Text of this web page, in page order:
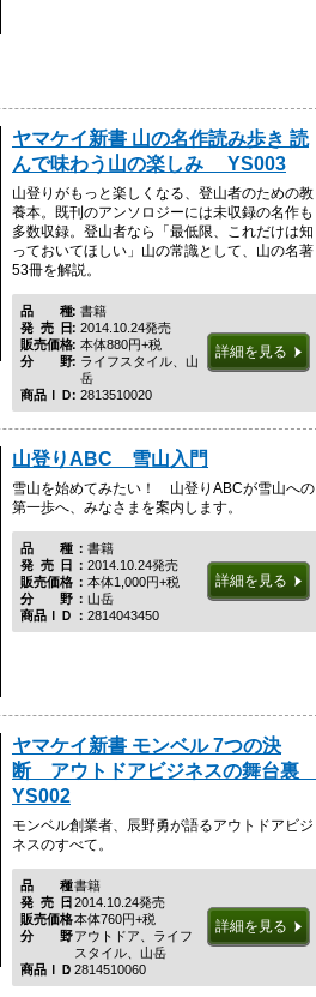
ヤマケイ新書 山の名作読み歩き 読
んで味わう山の楽しみ YS003
山登りがもっと楽しくなる、登山者のための教
養本。既刊のアンソロジーには未収録の名作も
多数収録。登山者なら「最低限、これだけは知
っておいてほしい」山の常識として、山の名著
53冊を解説。
品種
書籍
発売日 2014.10.24発売
販売価格 本体880円+税
分野ライフスタイル、山
岳
商品ＩＤ 2813510020
詳細を見る
山登りABC 雪山入門
雪山を始めてみたい！ 山登りABCが雪山への
第一歩へ、みなさまを案内します。
品種書籍
発売日 2014.10.24発売
販売価格
本体1,000円+税
分野山岳
商品ＩＤ
2814043450
詳細を見る
ヤマケイ新書 モンベル 7つの決
断 アウトドアビジネスの舞台裏
YS002
モンベル創業者、辰野勇が語るアウトドアビジ
ネスのすべて。
品種
書籍
発売日2014.10.24発売
販売価格本体760円+税
分野アウトドア、ライフ
スタイル、山岳
商品ＩＤ 2814510060
詳細を見る